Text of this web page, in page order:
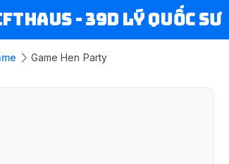
- 39D Lý Quốc Sư
Game Hen Party